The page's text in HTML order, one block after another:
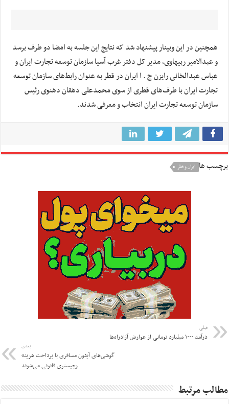
همچنین در این وبینار پیشنهاد شد که نتایج این جلسه به امضا دو طرف برسد
و عبدالامیر ربیهاوی، مدیر کل دفتر غرب آسیا سازمان توسعه تجارت ایران و
عباس عبدالخانی رایزن ج . ا ایران در قطر به عنوان رابط‌های سازمان توسعه
تجارت ایران با طرف‌های قطری از سوی محمدعلی دهقان دهنوی رئیس
سازمان توسعه تجارت ایران انتخاب و معرفی شدند.
برچسب ها ایران و قطر
قبلی
درآمد ۱۰۰۰ میلیارد تومانی از عوارض آزادراه‌ها
بعدی
گوشی‌های آیفون مسافری با پرداخت هزینه
رجیستری قانونی می‌شوند
مطالب مرتبط